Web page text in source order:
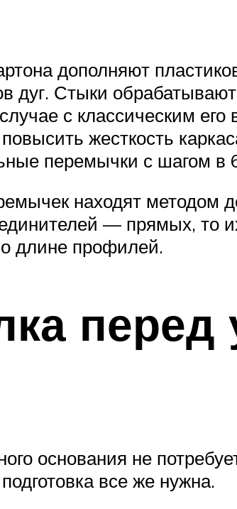
дополняют
дуг. Стыки
с классическим
жесткость
перемычки с шагом в
находят
— прямых, то
длине профилей.
перед
основания не
все же нужна.